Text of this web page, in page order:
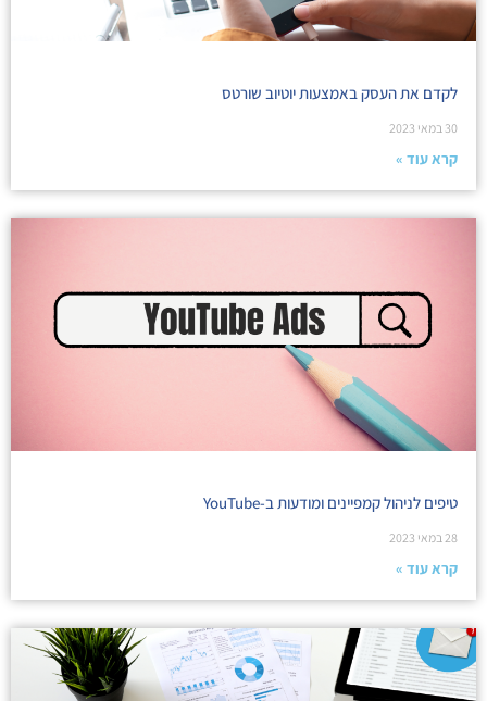
לקדם את העסק באמצעות יוטיוב שורטס
30 במאי 2023
קרא עוד »
טיפים לניהול קמפיינים ומודעות ב-YouTube
28 במאי 2023
קרא עוד »